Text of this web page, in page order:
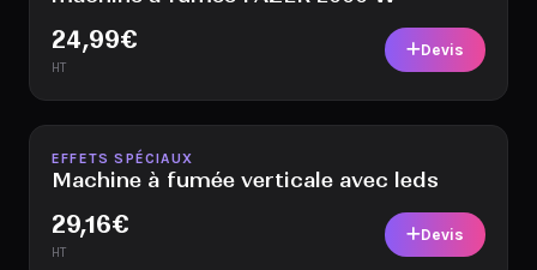
24,99€
HT
Devis
Disponible
EFFETS SPÉCIAUX
Machine à fumée verticale avec leds
29,16€
HT
Devis